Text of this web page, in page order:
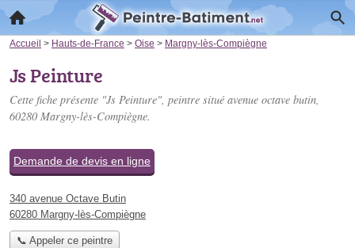
Accueil > Hauts-de-France > Oise > Margny-lès-Compiègne
Js Peinture
Cette fiche présente "Js Peinture", peintre situé avenue octave butin,
60280 Margny-lès-Compiègne.
Demande de devis en ligne
340 avenue Octave Butin
60280 Margny-lès-Compiègne
📞 Appeler ce peintre